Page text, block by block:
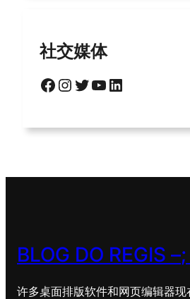
社交媒体
脸书Instagram 推特YouTube 领英
BLOG DO REGIS –
许多桌面排版软件和网页编辑器